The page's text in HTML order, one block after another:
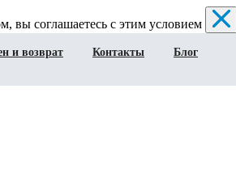
вы соглашаетесь с этим условием
и возврат Контакты
Блог